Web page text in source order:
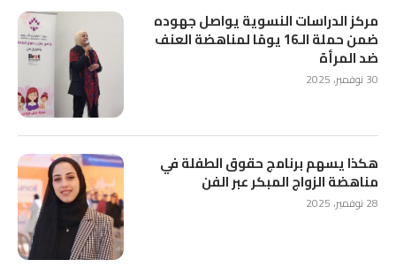
مركز الدراسات النسوية يواصل جهوده
ضمن حملة الـ16 يومًا لمناهضة العنف
ضد المرأة
30 نوفمبر، 2025
هكذا يسهم برنامج حقوق الطفلة في
مناهضة الزواج المبكر عبر الفن
28 نوفمبر، 2025